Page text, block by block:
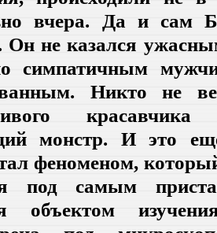
вчера. Да и сам
Он не казался
симпатичным
Никто не
монстр. И это
феноменом,
под самым
объектом